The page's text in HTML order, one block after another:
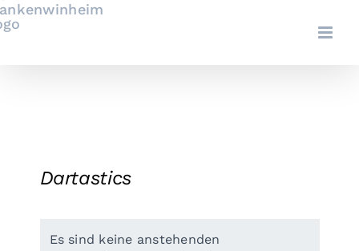
Zum
Inhalt
Dartastics
Es sind keine anstehenden